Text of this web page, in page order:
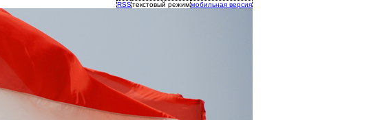
RSSтекстовый режиммобильная версия